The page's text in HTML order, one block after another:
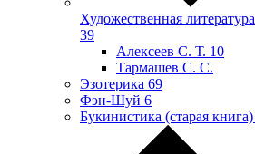
Художественная литература
39
Алексеев С. Т. 10
Тармашев С. С.
Эзотерика 69
Фэн-Шуй 6
Букинистика (старая книга)